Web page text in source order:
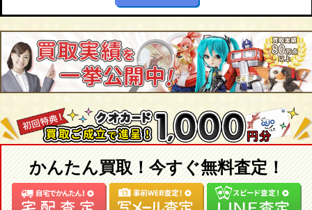
かんたん買取！今すぐ無料査定！